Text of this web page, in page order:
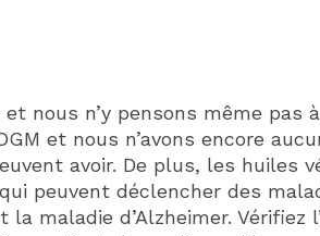
nous n’y pensons même pas
et nous n’avons encore
avoir. De plus, les huiles
peuvent déclencher des
maladie d’Alzheimer. Vérifiez